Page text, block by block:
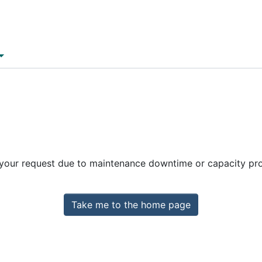
request due to maintenance downtime or capacity
Take me to the home page